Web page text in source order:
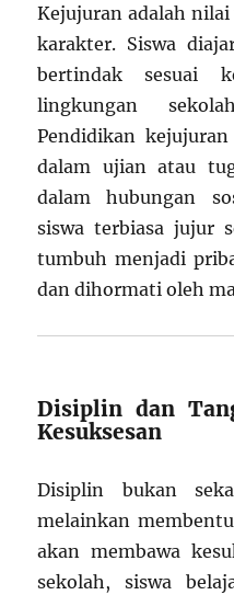
Kejujuran adalah
karakter. Siswa
bertindak sesuai
lingkungan
Pendidikan
dalam ujian atau
dalam hubungan
siswa terbiasa jujur
tumbuh menjadi
dan dihormati oleh
Disiplin dan
Kesuksesan
Disiplin bukan
melainkan
akan membawa
sekolah, siswa